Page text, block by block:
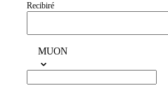
Recibiré
MUON